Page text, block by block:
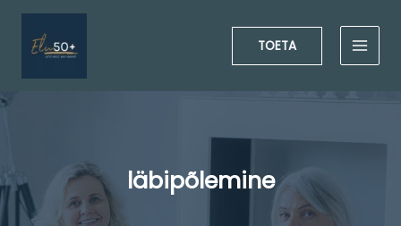
Skip
content
TOETA
läbipõlemine